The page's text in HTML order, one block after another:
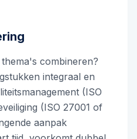
combineren?
integraal en
(ISO
(ISO 27001 of
aanpak